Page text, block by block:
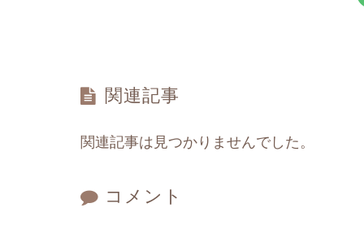
関連記事
関連記事は見つかりませんでした。
コメント